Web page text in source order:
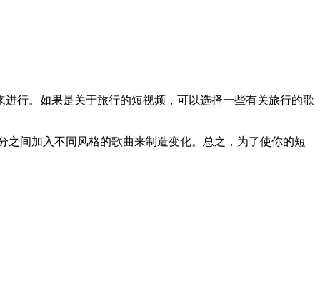
行。如果是关于旅行的短视频，可以选择一些有关旅行的歌
间加入不同风格的歌曲来制造变化。总之，为了使你的短